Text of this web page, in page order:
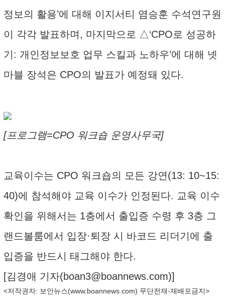
정보의 활용’에 대해 이지서티 염승훈 수석연구원
이 각각 발표하며, 마지막으로 △‘CPO로 성공하
기: 개인정보보호 업무 스킬과 노하우’에 대해 넷
마블 장석은 CPO의 발표가 예정돼 있다.
[프로그램=CPO 워크숍 운영사무국]
교육이수는 CPO 워크숍의 모든 강연(13: 10~15:
40)에 참석해야 교육 이수가 인정된다. 교육 이수
확인을 위해서는 1층에서 출입증 수령 후 3층 그
랜드볼룸에서 입장·퇴장 시 바코드 리더기에 출
입증을 반드시 태그해야 한다.
[김경애 기자(boan3@boannews.com)]
<저작권자: 보안뉴스(www.boannews.com) 무단전재-재배포금지>